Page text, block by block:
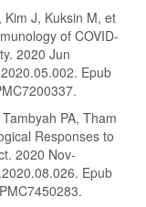
J, Kuksin M, et
of COVID-
2020 Jun
Epub
PA, Tham
Responses to
2020 Nov-
Epub